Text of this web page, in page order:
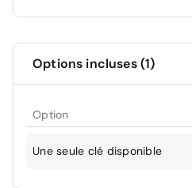
Options incluses (1)
Option
Une seule clé disponible